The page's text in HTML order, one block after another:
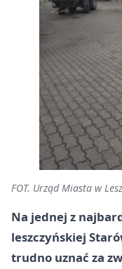
FOT. Urząd Miasta w
Na jednej z
leszczyńskiej
trudno uznać za